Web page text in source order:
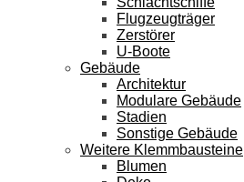
Flugzeugträger
Zerstörer
U-Boote
Gebäude
Architektur
Modulare Gebäude
Stadien
Sonstige Gebäude
Weitere Klemmbausteine
Blumen